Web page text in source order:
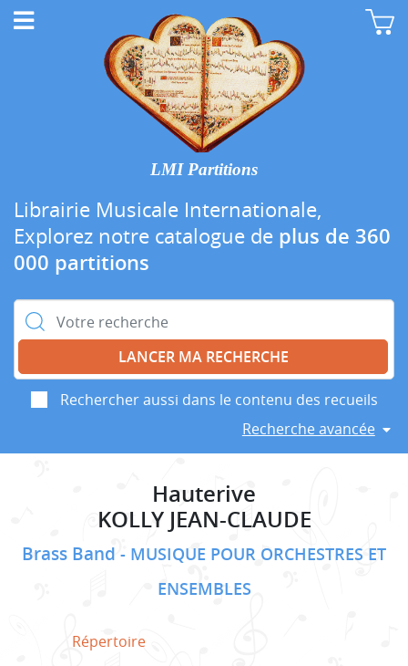
LMI Partitions
Librairie Musicale Internationale,
Explorez notre catalogue de plus de 360
000 partitions
Rechercher :
Rechercher aussi dans le contenu des recueils
Recherche avancée
Hauterive
KOLLY JEAN-CLAUDE
Brass Band
MUSIQUE POUR ORCHESTRES ET
ENSEMBLES
Répertoire